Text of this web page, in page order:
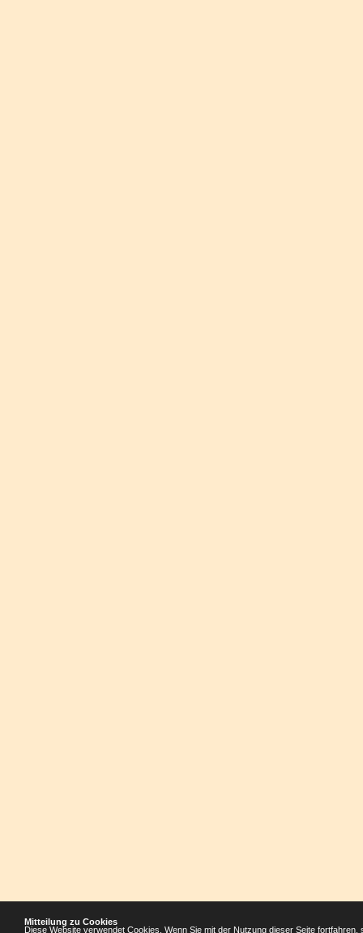
Mitteilung zu Cookies
Diese Website verwendet Cookies. Wenn Sie mit der Nutzung dieser Seite